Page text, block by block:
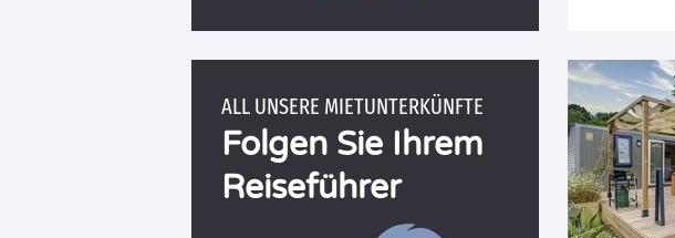
ALL UNSERE MIETUNTERKÜNFTE
Folgen Sie Ihrem
Reiseführer